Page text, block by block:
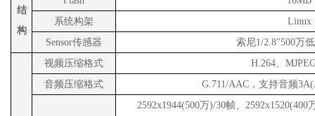
结
构
系统构架
Linux
Sensor传感器 索尼1/2.8"500万
视频压缩格式
H.264、
音频压缩格式
G.711/AAC，支持音频
2592x1944(500万)/30帧、 2592x1520(400